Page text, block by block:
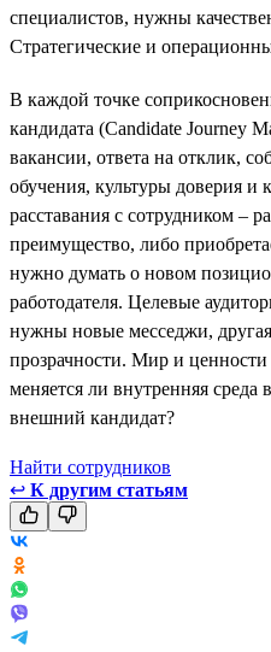
специалистов, нужны
Стратегические и
В каждой точке
кандидата (Candidate Journey
вакансии, ответа на отклик,
обучения, культуры доверия и
расставания с сотрудником –
преимущество, либо
нужно думать о новом
работодателя. Целевые
нужны новые месседжи, другая
прозрачности. Мир и
меняется ли внутренняя
внешний кандидат?
Найти сотрудников
↩ К другим статьям